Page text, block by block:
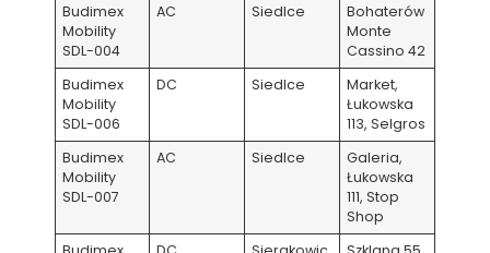
Budimex
Mobility
SDL-004
AC Siedlce
Bohaterów
Monte
Cassino 42
Budimex
Mobility
SDL-006
DC Siedlce
Market,
Łukowska
113, Selgros
Budimex
Mobility
SDL-007
AC Siedlce
Galeria,
Łukowska
111, Stop
Shop